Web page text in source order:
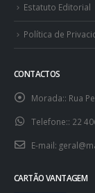
Estatuto Editorial
Política de
CONTACTOS
Morada:: Rua
Telefone:: 22
E-mail:
CARTÃO VANTAGEM